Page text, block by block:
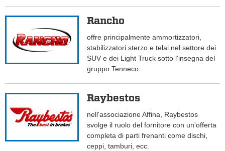
Rancho
offre principalmente ammortizzatori,
stabilizzatori sterzo e telai nel settore dei
SUV e dei Light Truck sotto l'insegna del
gruppo Tenneco.
Raybestos
nell'associazione Affina, Raybestos
svolge il ruolo del fornitore con un'offerta
completa di parti frenanti come dischi,
ceppi, tamburi, ecc.